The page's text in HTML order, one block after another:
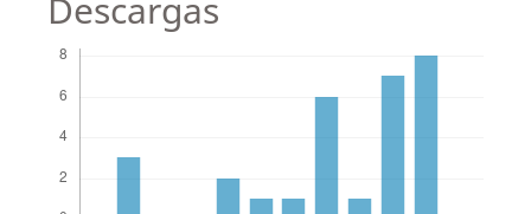
Descargas